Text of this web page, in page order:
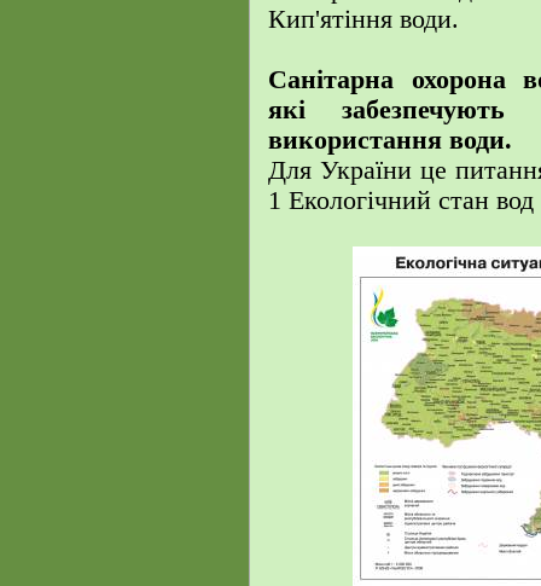
Кип'ятіння води.
Санітарна охорона
які
використання води.
Для України це
1 Екологічний стан